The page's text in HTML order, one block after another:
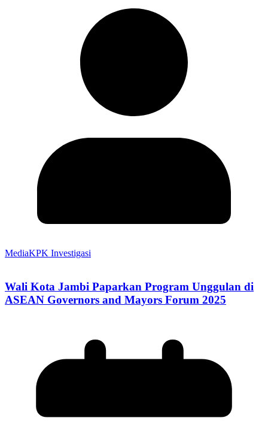
MediaKPK Investigasi
Wali Kota Jambi Paparkan Program Unggulan di
ASEAN Governors and Mayors Forum 2025